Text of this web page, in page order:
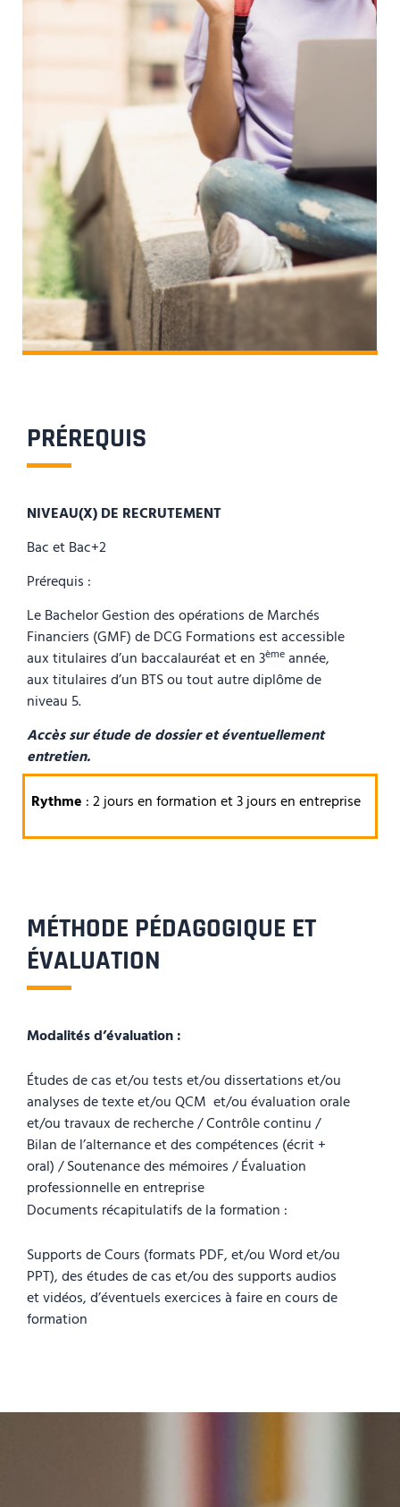
PRÉREQUIS
NIVEAU(X) DE RECRUTEMENT
Bac et Bac+2
Prérequis :
Le Bachelor Gestion des opérations de Marchés
Financiers (GMF) de DCG Formations est accessible
aux titulaires d’un baccalauréat et en 3ème année,
aux titulaires d’un BTS ou tout autre diplôme de
niveau 5.
Accès sur étude de dossier et éventuellement
entretien.
Rythme : 2 jours en formation et 3 jours en entreprise
MÉTHODE PÉDAGOGIQUE ET
ÉVALUATION
Modalités d’évaluation :
Études de cas et/ou tests et/ou dissertations et/ou
analyses de texte et/ou QCM et/ou évaluation orale
et/ou travaux de recherche / Contrôle continu /
Bilan de l’alternance et des compétences (écrit +
oral) / Soutenance des mémoires / Évaluation
professionnelle en entreprise
Documents récapitulatifs de la formation :
Supports de Cours (formats PDF, et/ou Word et/ou
PPT), des études de cas et/ou des supports audios
et vidéos, d’éventuels exercices à faire en cours de
formation